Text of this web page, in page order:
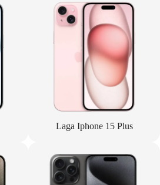
Laga Iphone 15 Plus